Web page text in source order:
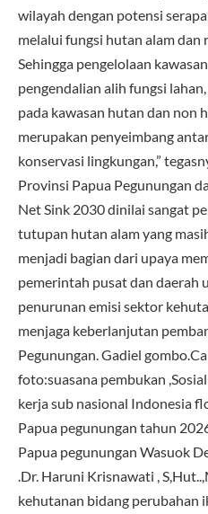
wilayah dengan potensi
melalui fungsi hutan alam
Sehingga pengelolaan
pengendalian alih fungsi
pada kawasan hutan dan non
merupakan penyeimbang
konservasi lingkungan,”
Provinsi Papua Pegunungan
Net Sink 2030 dinilai sangat
tutupan hutan alam yang
menjadi bagian dari upaya
pemerintah pusat dan daerah
penurunan emisi sektor
menjaga keberlanjutan
Pegunungan. Gadiel
foto:suasana pembukan
kerja sub nasional Indonesia
Papua pegunungan tahun
Papua pegunungan Wasuok
.Dr. Haruni Krisnawati ,
kehutanan bidang perubahan